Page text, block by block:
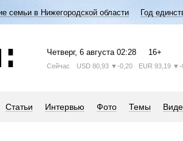
семьи в Нижегородской области Год
Четверг, 6 августа 02:28 16+
Сейчас USD 80,93 ▼-0,20 EUR 93,19 ▼-
Статьи Интервью Фото Темы